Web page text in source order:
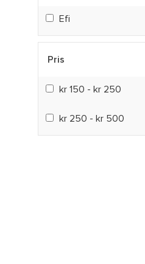
Efi
Pris
kr 150 - kr 250
kr 250 - kr 500